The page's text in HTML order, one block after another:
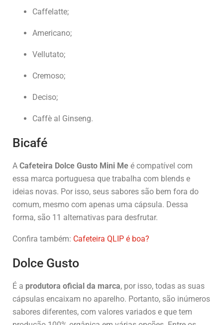
Caffelatte;
Americano;
Vellutato;
Cremoso;
Deciso;
Caffè al Ginseng.
Bicafé
A Cafeteira Dolce Gusto Mini Me é compatível com
essa marca portuguesa que trabalha com blends e
ideias novas. Por isso, seus sabores são bem fora do
comum, mesmo com apenas uma cápsula. Dessa
forma, são 11 alternativas para desfrutar.
Confira também: Cafeteira QLIP é boa?
Dolce Gusto
É a produtora oficial da marca, por isso, todas as suas
cápsulas encaixam no aparelho. Portanto, são inúmeros
sabores diferentes, com valores variados e que tem